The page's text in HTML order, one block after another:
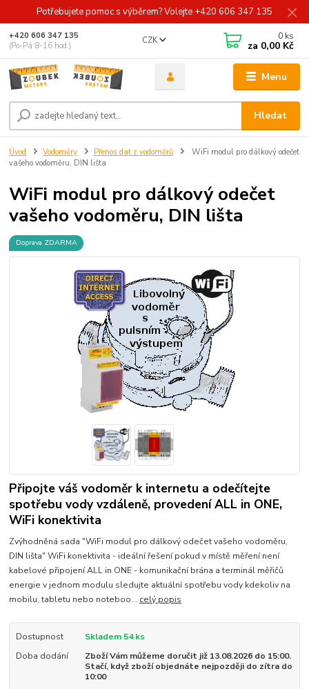
Potřebujete pomoc s výběrem? Volejte +420 606 347 135
Menu
CZK
Hledat
+420 606 347 135
(Po-Pá 8-16 hod.)
0 ks
za 0,00 Kč
Úvod Vodoměry Přenos dat z vodoměrů
WiFi modul pro dálkový odečet
vašeho vodoměru, DIN lišta
WiFi modul pro dálkový odečet
vašeho vodoměru, DIN lišta
Doprava ZDARMA
Připojte váš vodoměr k internetu a odečítejte
spotřebu vody vzdáleně, provedení ALL in ONE,
WiFi konektivita
Zvýhodněná sada "WiFi modul pro dálkový odečet vašeho vodoměru,
DIN lišta" WiFi konektivita - ideální řešení pokud v místě měření není
kabelové připojení ALL in ONE - komunikační brána a terminál měřičů
energie v jednom modulu sledujte aktuální spotřebu vody kdekoliv na
mobilu, tabletu nebo noteboo... celý popis
Dostupnost
Skladem 54 ks
Doba dodání
Zboží Vám můžeme doručit již 13.08.2026 do 15:00.
Stačí, když zboží objednáte nejpozději do zítra do
10:00